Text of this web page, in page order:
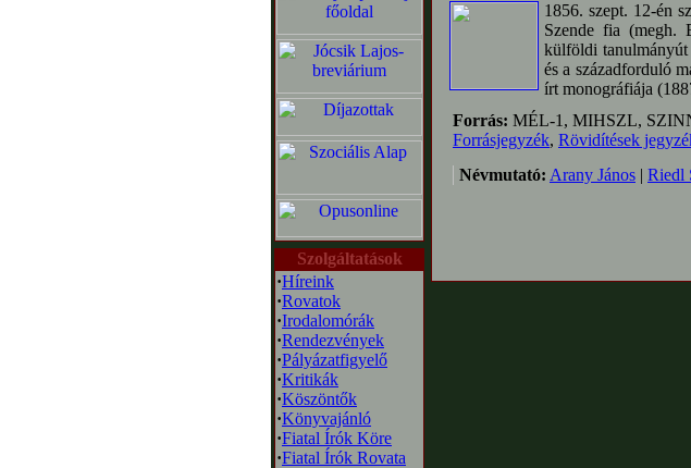
Szolgáltatások
·Híreink
·Rovatok
·Irodalomórák
·Rendezvények
·Pályázatfigyelő
·Kritikák
·Köszöntők
·Könyvajánló
·Fiatal Írók Köre
·Fiatal Írók Rovata
1856. szept. 12-én
Szende fia (megh.
külföldi tanulmányút
és a századforduló
írt monográfiája
Forrás: MÉL-1, MIHSZL,
Forrásjegyzék, Rövidítések
Névmutató: Arany János | Riedl